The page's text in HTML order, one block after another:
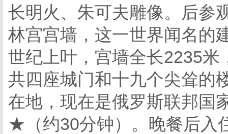
长明火、朱可夫雕像。后参
林宫宫墙，这一世界闻名的
世纪上叶，宫墙全长2235
共四座城门和十九个尖耸的
在地，现在是俄罗斯联邦国
★（约30分钟）。晚餐后入